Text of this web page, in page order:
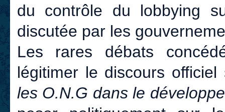
du contrôle du lobbying
discutée par les
Les rares débats
légitimer le discours
les O.N.G dans le